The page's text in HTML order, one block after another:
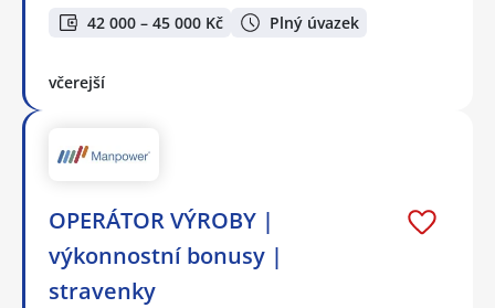
42 000 – 45 000 Kč Plný úvazek
včerejší
OPERÁTOR VÝROBY |
výkonnostní bonusy |
stravenky